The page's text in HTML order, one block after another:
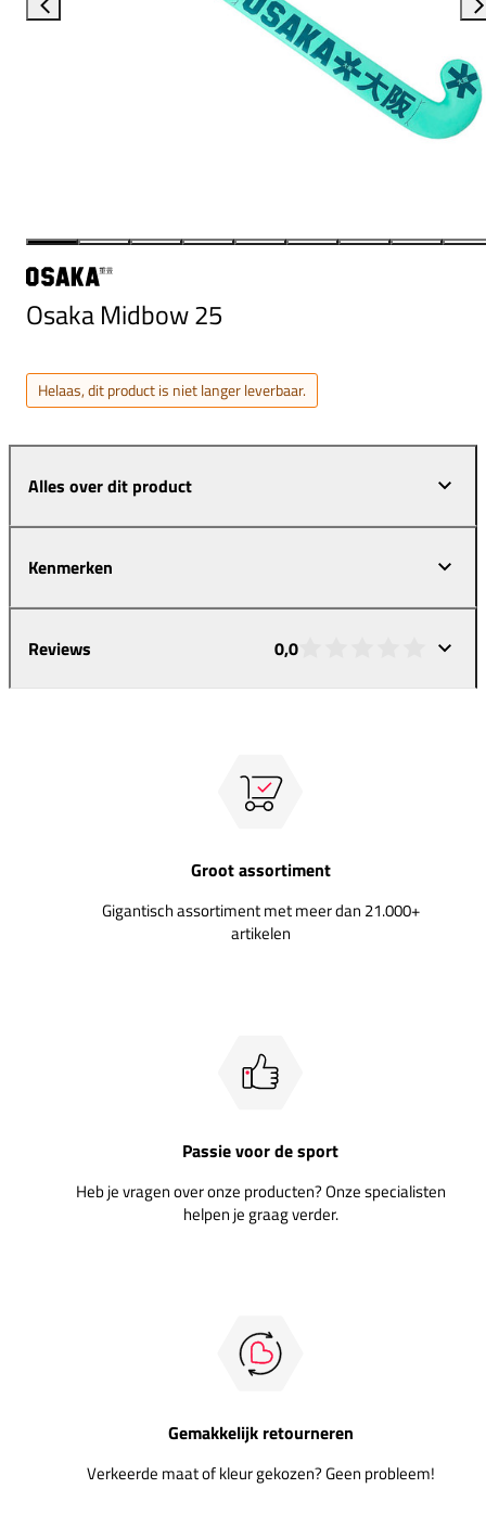
Osaka Midbow 25
Helaas, dit product is niet langer leverbaar.
Alles over dit product
Kenmerken
Reviews 0,0
Groot assortiment
Gigantisch assortiment met meer dan 21.000+
artikelen
Passie voor de sport
Heb je vragen over onze producten? Onze specialisten
helpen je graag verder.
Gemakkelijk retourneren
Verkeerde maat of kleur gekozen? Geen probleem!